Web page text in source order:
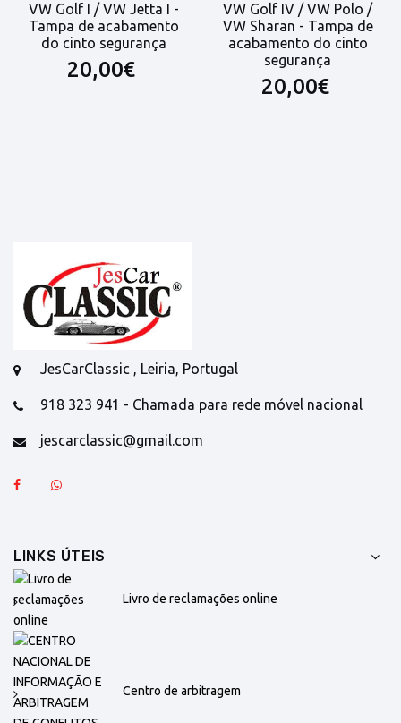
VW Golf I / VW Jetta I -
Tampa de acabamento
do cinto segurança
20,00€
VW Golf IV / VW Polo /
VW Sharan - Tampa de
acabamento do cinto
segurança
20,00€
JesCarClassic , Leiria, Portugal
918 323 941 - Chamada para rede móvel nacional
jescarclassic@gmail.com
LINKS ÚTEIS
Livro de reclamações online
Centro de arbitragem